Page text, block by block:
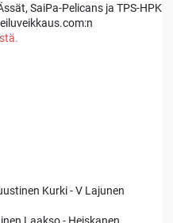
SaiPa-Pelicans ja TPS-HPK
Kurki - V Lajunen